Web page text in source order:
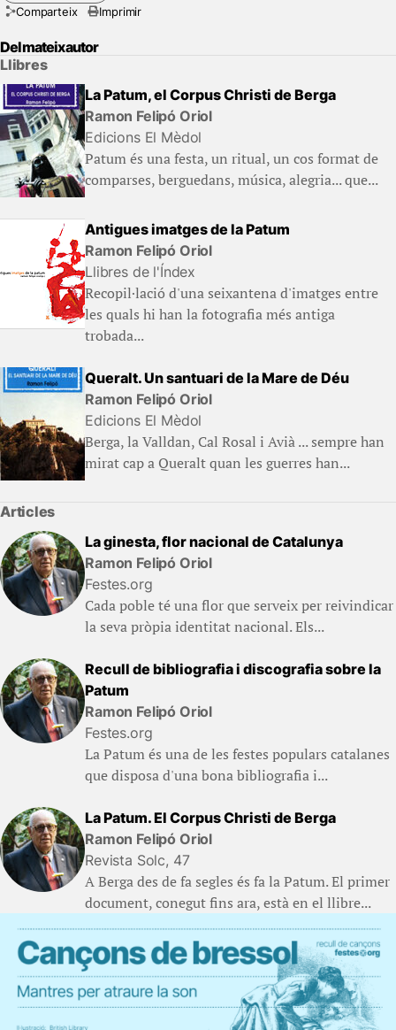
Comparteix Imprimir
Del mateix autor
Llibres
La Patum, el Corpus Christi de Berga
Ramon Felipó Oriol
Edicions El Mèdol
Patum és una festa, un ritual, un cos format de
comparses, berguedans, música, alegria... que...
Antigues imatges de la Patum
Ramon Felipó Oriol
Llibres de l'Índex
Recopil·lació d'una seixantena d'imatges entre
les quals hi han la fotografia més antiga
trobada...
Queralt. Un santuari de la Mare de Déu
Ramon Felipó Oriol
Edicions El Mèdol
Berga, la Valldan, Cal Rosal i Avià ... sempre han
mirat cap a Queralt quan les guerres han...
Articles
La ginesta, flor nacional de Catalunya
Ramon Felipó Oriol
Festes.org
Cada poble té una flor que serveix per reivindicar
la seva pròpia identitat nacional. Els...
Recull de bibliografia i discografia sobre la
Patum
Ramon Felipó Oriol
Festes.org
La Patum és una de les festes populars catalanes
que disposa d'una bona bibliografia i...
La Patum. El Corpus Christi de Berga
Ramon Felipó Oriol
Revista Solc, 47
A Berga des de fa segles és fa la Patum. El primer
document, conegut fins ara, està en el llibre...